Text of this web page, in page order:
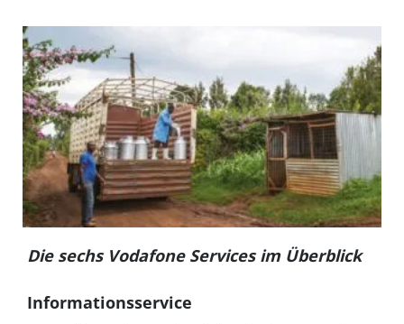
Die sechs Vodafone Services im Überblick
Informationsservice